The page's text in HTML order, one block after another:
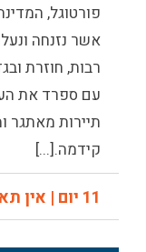
פורטוגל,
אשר נזנחה
רבות, חוזרת
עם ספרד את
תיירות מאתגר
קידמה.[...]
11 יום | אין תאריכים כעת